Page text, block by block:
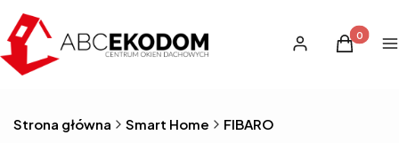
Zaloguj sięProdukty
Koszyk
Strona główna Smart Home FIBARO